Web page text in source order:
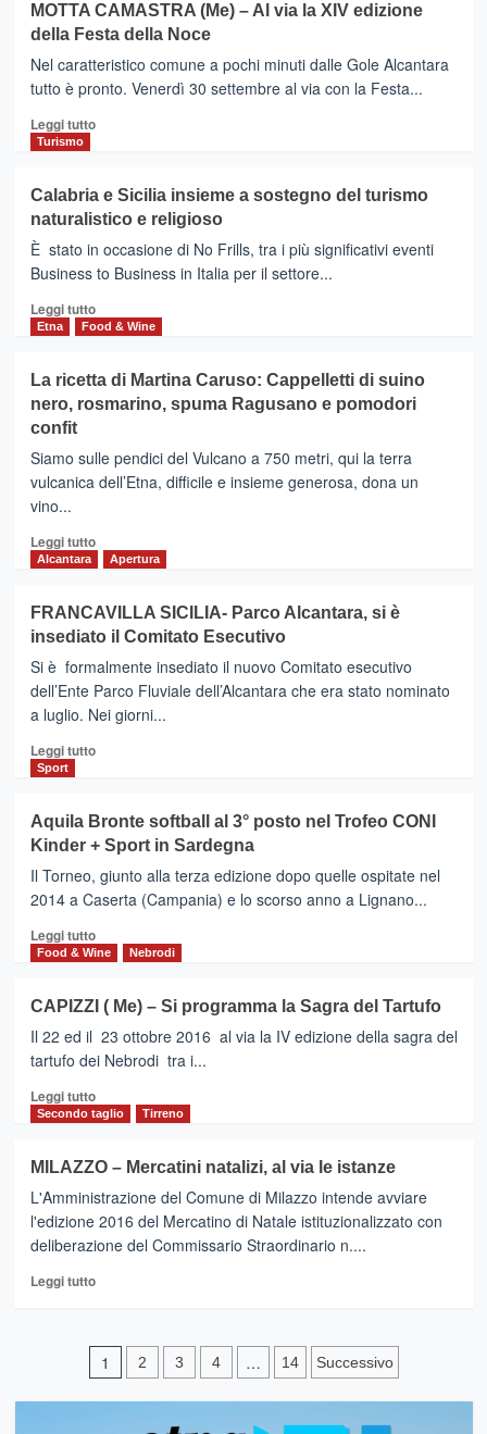
MILAZZO
–
Il
consiglio
approva
lo
società
consortile
“Gal
Tirreno-
MOTTA CAMASTRA (Me) – Al via la XIV edizione
della Festa della Noce
Nel caratteristico comune a pochi minuti dalle Gole Alcantara
tutto è pronto. Venerdì 30 settembre al via con la Festa...
Leggi tuttoLeggi
MOTTA
CAMASTRA
(Me)
–
Al
via
la
della
Festa
Noce
Turismo
Calabria e Sicilia insieme a sostegno del turismo
naturalistico e religioso
È stato in occasione di No Frills, tra i più significativi eventi
Business to Business in Italia per il settore...
Leggi tuttoLeggi
di
Calabria
e
insieme
a
sostegno
naturalistico
e
Etna Food & Wine
La ricetta di Martina Caruso: Cappelletti di suino
nero, rosmarino, spuma Ragusano e pomodori
confit
Siamo sulle pendici del Vulcano a 750 metri, qui la terra
vulcanica dell’Etna, difficile e insieme generosa, dona un
vino...
Leggi tuttoLeggi
La
ricetta
di
Martina
Caruso:
Cappelletti
di
spuma
Ragusano
pomodori
confit
Alcantara Apertura
FRANCAVILLA SICILIA- Parco Alcantara, si è
insediato il Comitato Esecutivo
Si è formalmente insediato il nuovo Comitato esecutivo
dell’Ente Parco Fluviale dell’Alcantara che era stato nominato
a luglio. Nei giorni...
Leggi tuttoLeggi
FRANCAVILLA
SICILIA-
Parco
Alcantara,
si
è
insediato
Esecutivo
Sport
Aquila Bronte softball al 3° posto nel Trofeo CONI
Kinder + Sport in Sardegna
Il Torneo, giunto alla terza edizione dopo quelle ospitate nel
2014 a Caserta (Campania) e lo scorso anno a Lignano...
Leggi tuttoLeggi
di
Aquila
Bronte
softball
3°
posto
Trofeo
CONI
Kinder
+
Sport
Sardegna
Food & Wine Nebrodi
CAPIZZI ( Me) – Si programma la Sagra del Tartufo
Il 22 ed il 23 ottobre 2016 al via la IV edizione della sagra del
tartufo dei Nebrodi tra i...
Leggi tuttoLeggi
di
CAPIZZI
(
Me)
–
Si
programma
Tartufo
Secondo taglio Tirreno
MILAZZO – Mercatini natalizi, al via le istanze
L'Amministrazione del Comune di Milazzo intende avviare
l'edizione 2016 del Mercatino di Natale istituzionalizzato con
deliberazione del Commissario Straordinario n....
Leggi tuttoLeggi
MILAZZO
–
Mercatini
Paginazione
degli
1 2 3 4 … 14 Successivo